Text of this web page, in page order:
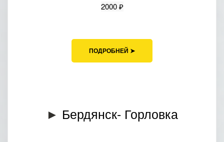
2000 ₽
ПОДРОБНЕЙ ➤
► Бердянск- Горловка